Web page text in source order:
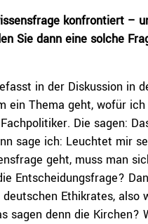
konfrontiert –
Sie dann eine solche
in der Diskussion in
ein Thema geht, wofür
Die sagen:
sage ich: Leuchtet mir
geht, muss man
Entscheidungsfrage?
Ethikrates, also
sagen denn die Kirchen?